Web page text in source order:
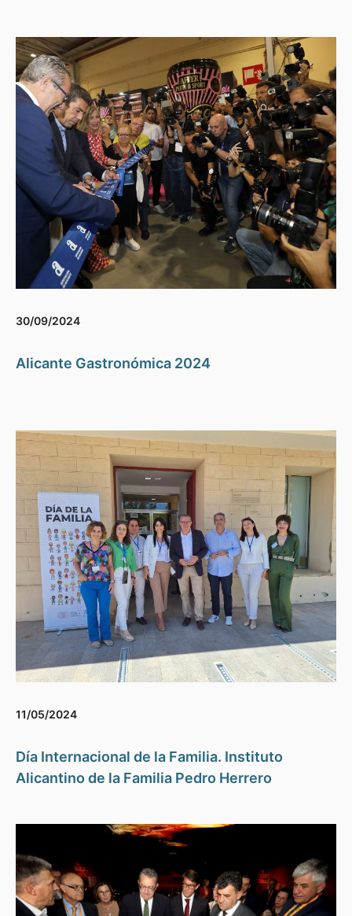
30/09/2024
Alicante Gastronómica 2024
11/05/2024
Día Internacional de la Familia. Instituto
Alicantino de la Familia Pedro Herrero